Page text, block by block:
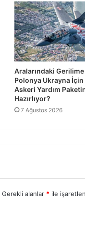
Aralarındaki Gerilime
Polonya Ukrayna İçin
Askeri Yardım
Hazırlıyor?
7 Ağustos 2026
Gerekli alanlar * ile